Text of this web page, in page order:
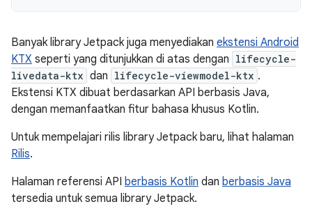
Banyak library Jetpack juga menyediakan ekstensi Android
KTX seperti yang ditunjukkan di atas dengan lifecycle-
livedata-ktx dan lifecycle-viewmodel-ktx .
Ekstensi KTX dibuat berdasarkan API berbasis Java,
dengan memanfaatkan fitur bahasa khusus Kotlin.
Untuk mempelajari rilis library Jetpack baru, lihat halaman
Rilis.
Halaman referensi API berbasis Kotlin dan berbasis Java
tersedia untuk semua library Jetpack.